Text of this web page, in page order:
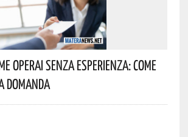
Operai Senza Esperienza: Come
Domanda